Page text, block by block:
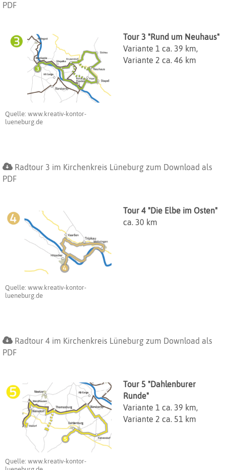
PDF
Quelle: www.kreativ-kontor-
lueneburg.de
Tour 3 "Rund um Neuhaus"
Variante 1 ca. 39 km,
Variante 2 ca. 46 km
Radtour 3 im Kirchenkreis Lüneburg zum Download als
PDF
Quelle: www.kreativ-kontor-
lueneburg.de
Tour 4 "Die Elbe im Osten"
ca. 30 km
Radtour 4 im Kirchenkreis Lüneburg zum Download als
PDF
Quelle: www.kreativ-kontor-
Tour 5 "Dahlenburer
Runde"
Variante 1 ca. 39 km,
Variante 2 ca. 51 km